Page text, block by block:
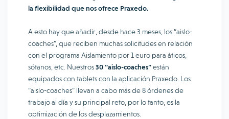
la flexibilidad que nos ofrece Praxedo.
A esto hay que añadir, desde hace 3 meses, los “aislo-
coaches”, que reciben muchas solicitudes en relación
con el programa Aislamiento por 1 euro para áticos,
sótanos, etc. Nuestros30 “aislo-coaches”están
equipados con tablets con la aplicación Praxedo. Los
“aislo-coaches” llevan a cabo más de 8 órdenes de
trabajo al día y su principal reto, por lo tanto, es la
optimización de los desplazamientos.